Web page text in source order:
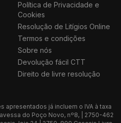
Política de Privacidade e
Cookies
Resolução de Litígios Online
Termos e condições
Sobre nós
Devolução fácil CTT
Direito de livre resolução
apresentados já incluem o IVA à taxa
do Poço Novo, nº8, | 2750-462